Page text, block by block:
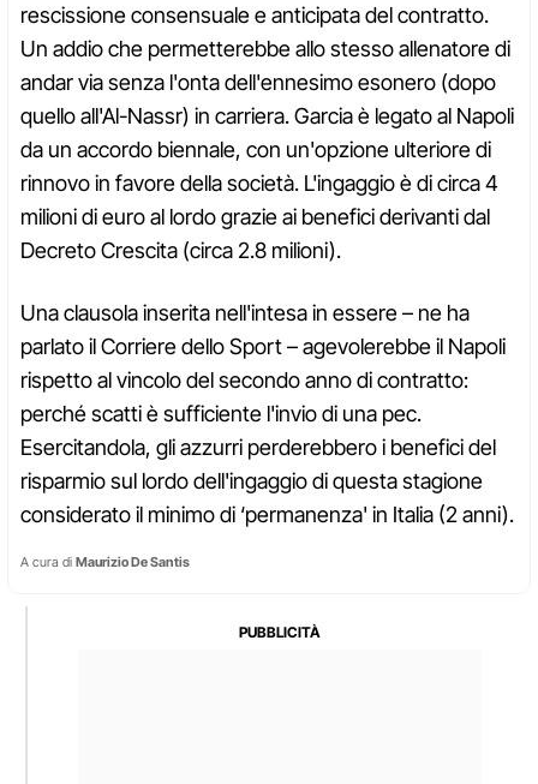
rescissione consensuale e anticipata del contratto.
Un addio che permetterebbe allo stesso allenatore di
andar via senza l'onta dell'ennesimo esonero (dopo
quello all'Al-Nassr) in carriera. Garcia è legato al Napoli
da un accordo biennale, con un'opzione ulteriore di
rinnovo in favore della società. L'ingaggio è di circa 4
milioni di euro al lordo grazie ai benefici derivanti dal
Decreto Crescita (circa 2.8 milioni).
Una clausola inserita nell'intesa in essere – ne ha
parlato il Corriere dello Sport – agevolerebbe il Napoli
rispetto al vincolo del secondo anno di contratto:
perché scatti è sufficiente l'invio di una pec.
Esercitandola, gli azzurri perderebbero i benefici del
risparmio sul lordo dell'ingaggio di questa stagione
considerato il minimo di ‘permanenza' in Italia (2 anni).
A cura di Maurizio De Santis